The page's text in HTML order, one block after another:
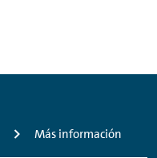
Más información